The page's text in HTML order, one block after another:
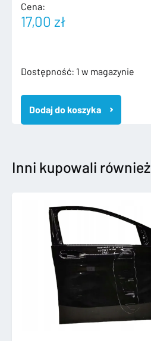
Cena:
17,00 zł
Dostępność: 1 w magazynie
ilość
T5
LIFT
ODBLASK
TYLNY
7E0945106A
Dodaj do koszyka
Inni kupowali również